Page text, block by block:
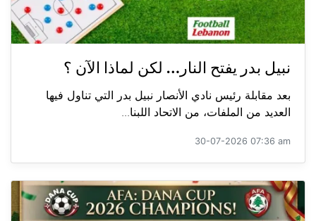
نبيل بدر يفتح النار… لكن لماذا الآن ؟
بعد مقابلة رئيس نادي الأنصار نبيل بدر التي تناول فيها
العديد من الملفات، من الاتحاد اللبنا...
30-07-2026 07:36 am